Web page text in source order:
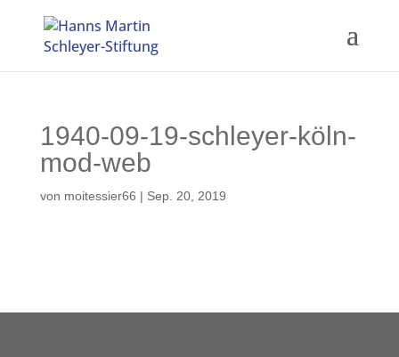
1940-09-19-schleyer-köln-
mod-web
von moitessier66 | Sep. 20, 2019